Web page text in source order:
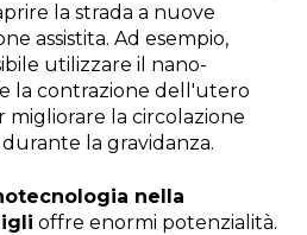
la strada a nuove
assistita. Ad esempio,
utilizzare il nano-
la contrazione dell'utero
la circolazione
la gravidanza.
nella
offre enormi potenzialità.